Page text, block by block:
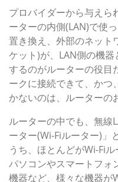
プロバイダーから与えら
ーターの内側(LAN)で使
置き換え、外部のネット
ケット)が、LAN側の機
するのがルーターの役目
ークに接続できて、かつ
かないのは、ルーターの
ルーターの中でも、無線
ーター(Wi-Fiルーター)」
うち、ほとんどがWi-Fi
パソコンやスマートフォ
機器など、様々な機器が